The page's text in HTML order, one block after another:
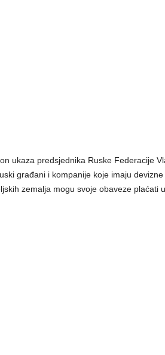
ukaza predsjednika Ruske Federacije
građani i kompanije koje imaju
zemalja mogu svoje obaveze plaćati